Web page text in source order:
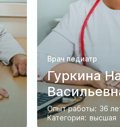
Врач педиатр
Гуркина
Опыт работы: 36
Категория: высшая